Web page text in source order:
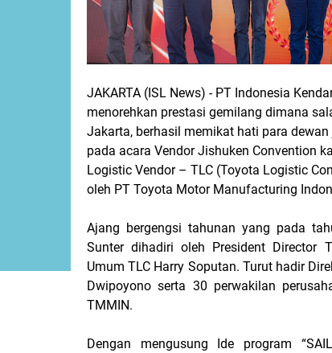
JAKARTA (ISL News) - PT Indonesia
menorehkan prestasi gemilang dimana
Jakarta, berhasil memikat hati para
pada acara Vendor Jishuken Convention
Logistic Vendor – TLC (Toyota Logistic
oleh PT Toyota Motor Manufacturing
Ajang bergengsi tahunan yang pada
Sunter dihadiri oleh President Director
Umum TLC Harry Soputan. Turut hadir
Dwipoyono serta 30 perwakilan
TMMIN.
Dengan mengusung Ide program